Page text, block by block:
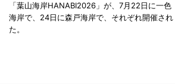
「葉山海岸HANABI2026」が、7月22日に一色
海岸で、24日に森戸海岸で、それぞれ開催され
た。